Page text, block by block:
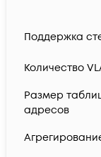
Поддержка
Количество
Размер
адресов